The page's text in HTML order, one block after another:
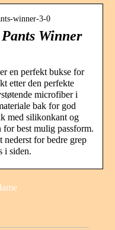
winner-3-0
Winner
en perfekt bukse for
etter den perfekte
microfiber i
bak for god
med silikonkant og
best mulig passform.
nederst for bedre grep
i siden.